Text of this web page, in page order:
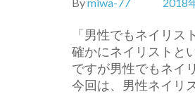
「男性でもネイリス
確かにネイリストと
ですが男性でもネイ
今回は、男性ネイリ